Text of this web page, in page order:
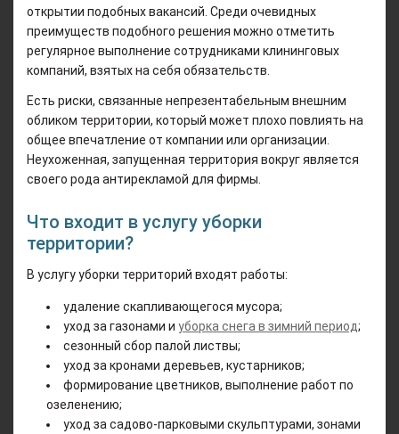
открытии подобных вакансий. Среди очевидных
преимуществ подобного решения можно отметить
регулярное выполнение сотрудниками клининговых
компаний, взятых на себя обязательств.
Есть риски, связанные непрезентабельным внешним
обликом территории, который может плохо повлиять на
общее впечатление от компании или организации.
Неухоженная, запущенная территория вокруг является
своего рода антирекламой для фирмы.
Что входит в услугу уборки
территории?
В услугу уборки территорий входят работы:
удаление скапливающегося мусора;
уход за газонами и уборка снега в зимний период;
сезонный сбор палой листвы;
уход за кронами деревьев, кустарников;
формирование цветников, выполнение работ по
озеленению;
уход за садово-парковыми скульптурами, зонами